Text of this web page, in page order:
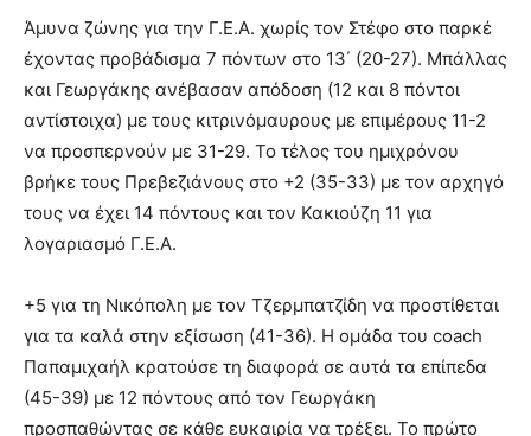
Άμυνα ζώνης για την Γ.Ε.Α. χωρίς τον Στέφο στο παρκέ
έχοντας προβάδισμα 7 πόντων στο 13΄ (20-27). Μπάλλας
και Γεωργάκης ανέβασαν απόδοση (12 και 8 πόντοι
αντίστοιχα) με τους κιτρινόμαυρους με επιμέρους 11-2
να προσπερνούν με 31-29. Το τέλος του ημιχρόνου
βρήκε τους Πρεβεζιάνους στο +2 (35-33) με τον αρχηγό
τους να έχει 14 πόντους και τον Κακιούζη 11 για
λογαριασμό Γ.Ε.Α.
+5 για τη Νικόπολη με τον Τζερμπατζίδη να προστίθεται
για τα καλά στην εξίσωση (41-36). Η ομάδα του coach
Παπαμιχαήλ κρατούσε τη διαφορά σε αυτά τα επίπεδα
(45-39) με 12 πόντους από τον Γεωργάκη
προσπαθώντας σε κάθε ευκαιρία να τρέξει. Το πρώτο